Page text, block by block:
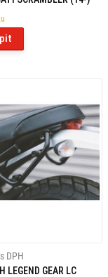
s DPH
LEGEND GEAR LC